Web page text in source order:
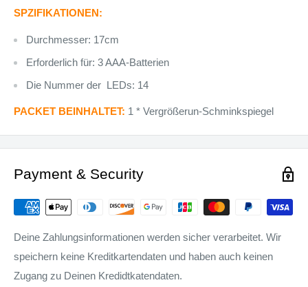
SPZIFIKATIONEN:
Durchmesser: 17cm
Erforderlich für: 3 AAA-Batterien
Die Nummer der LEDs: 14
PACKET BEINHALTET: 1 * Vergrößerun-Schminkspiegel
Payment & Security
Deine Zahlungsinformationen werden sicher verarbeitet. Wir
speichern keine Kreditkartendaten und haben auch keinen
Zugang zu Deinen Kredidtkatendaten.